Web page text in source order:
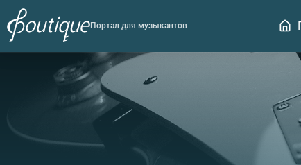
Портал для музыкантов